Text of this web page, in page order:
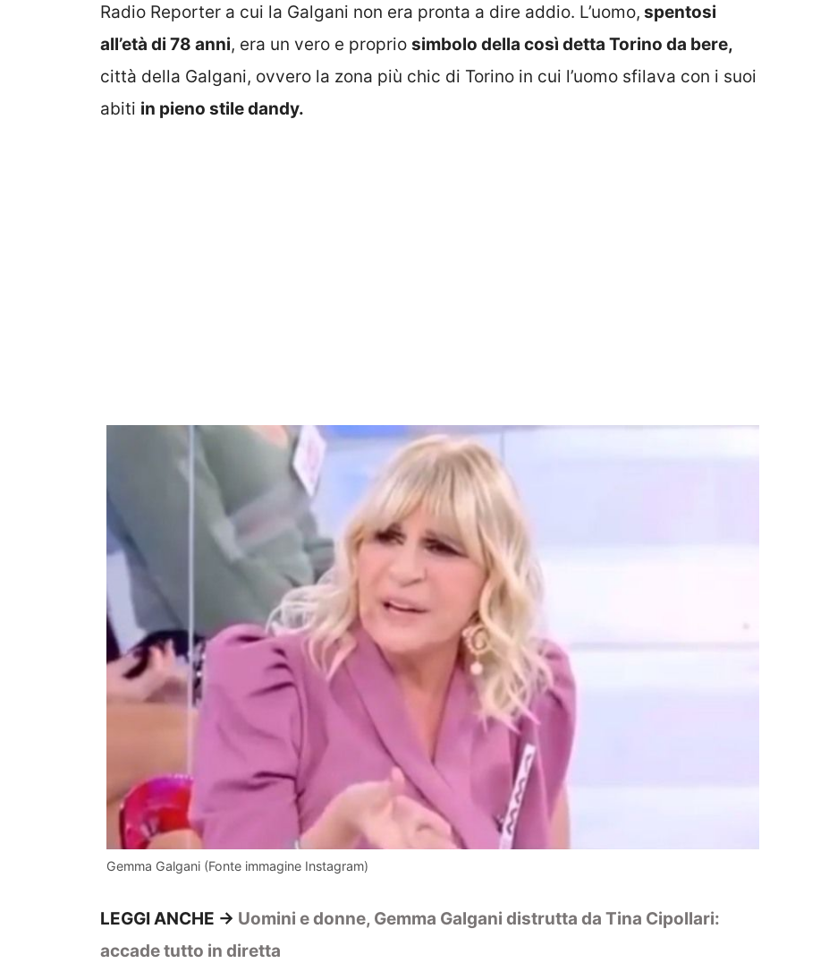
Radio Reporter a cui la Galgani non era pronta a dire addio. L’uomo, spentosi
all’età di 78 anni, era un vero e proprio simbolo della così detta Torino da bere,
città della Galgani, ovvero la zona più chic di Torino in cui l’uomo sfilava con i suoi
abiti in pieno stile dandy.
Gemma Galgani (Fonte immagine Instagram)
LEGGI ANCHE -> Uomini e donne, Gemma Galgani distrutta da Tina Cipollari:
accade tutto in diretta